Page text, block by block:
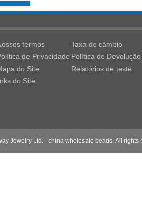
termos
de Privacidade
do Site
do Site
Taxa de câmbio
Política de Devolução
Relatórios de teste
Jewelry Ltd. - china wholesale beads. All rights